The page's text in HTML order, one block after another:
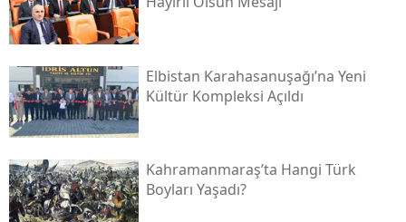
Elbistan Karahasanuşağı’na Yeni
Kültür Kompleksi Açıldı
Kahramanmaraş’ta Hangi Türk
Boyları Yaşadı?